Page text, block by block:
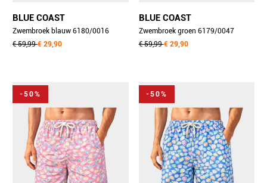
BLUE COAST
Zwembroek blauw 6180/0016
€ 59,99€ 29,90
BLUE COAST
Zwembroek groen 6179/0047
€ 59,99€ 29,90
-50% -50%